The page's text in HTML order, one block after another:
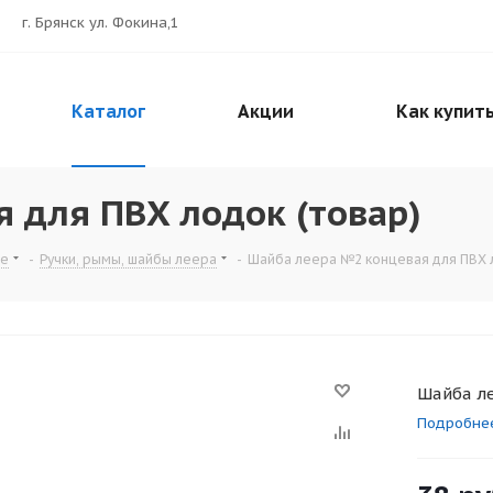
г. Брянск ул. Фокина,1
Каталог Акции Как
ПВХ лодок (товар)
- Ручки, рымы, шайбы леера - Шайба леера №2 концевая для ПВХ
Шайба